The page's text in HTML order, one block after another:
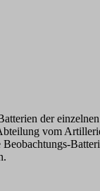
der
vom